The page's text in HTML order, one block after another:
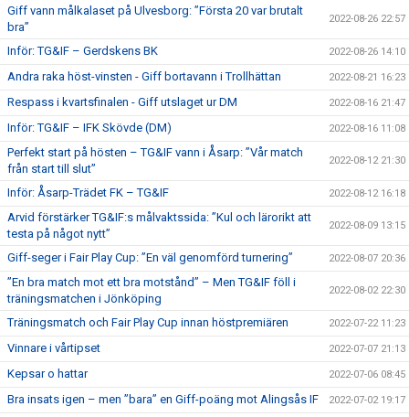
Giff vann målkalaset på Ulvesborg: ”Första 20 var brutalt
bra”
2022-08-26 22:57
Inför: TG&IF – Gerdskens BK 2022-08-26 14:10
Andra raka höst-vinsten - Giff bortavann i Trollhättan 2022-08-21 16:23
Respass i kvartsfinalen - Giff utslaget ur DM 2022-08-16 21:47
Inför: TG&IF – IFK Skövde (DM) 2022-08-16 11:08
Perfekt start på hösten – TG&IF vann i Åsarp: ”Vår match
från start till slut”
2022-08-12 21:30
Inför: Åsarp-Trädet FK – TG&IF 2022-08-12 16:18
Arvid förstärker TG&IF:s målvaktssida: ”Kul och lärorikt att
testa på något nytt”
2022-08-09 13:15
Giff-seger i Fair Play Cup: ”En väl genomförd turnering” 2022-08-07 20:36
”En bra match mot ett bra motstånd” – Men TG&IF föll i
träningsmatchen i Jönköping
2022-08-02 22:30
Träningsmatch och Fair Play Cup innan höstpremiären 2022-07-22 11:23
Vinnare i vårtipset 2022-07-07 21:13
Kepsar o hattar 2022-07-06 08:45
Bra insats igen – men ”bara” en Giff-poäng mot Alingsås IF 2022-07-02 19:17